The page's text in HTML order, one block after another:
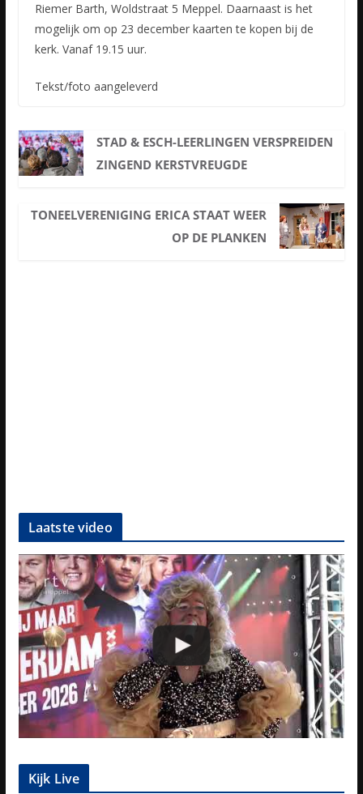
Riemer Barth, Woldstraat 5 Meppel. Daarnaast is het
mogelijk om op 23 december kaarten te kopen bij de
kerk. Vanaf 19.15 uur.
Tekst/foto aangeleverd
STAD & ESCH-LEERLINGEN VERSPREIDEN
ZINGEND KERSTVREUGDE
TONEELVERENIGING ERICA STAAT WEER
OP DE PLANKEN
Laatste video
Kijk Live